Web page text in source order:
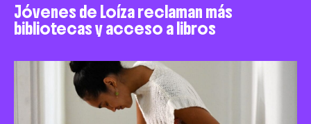
Jóvenes de Loíza reclaman más
bibliotecas y acceso a libros